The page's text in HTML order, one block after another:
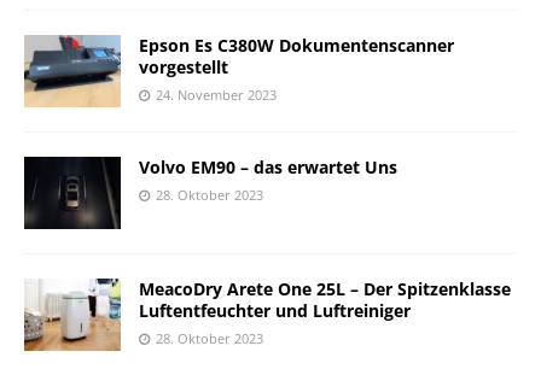
Epson Es C380W Dokumentenscanner
vorgestellt
24. November 2023
Volvo EM90 – das erwartet Uns
28. Oktober 2023
MeacoDry Arete One 25L – Der Spitzenklasse
Luftentfeuchter und Luftreiniger
28. Oktober 2023